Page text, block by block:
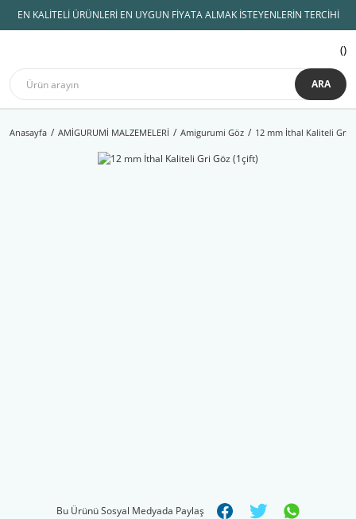
EN KALİTELİ ÜRÜNLERİ EN UYGUN FİYATA ALMAK İSTEYENLERİN TERCİHİ
ARA
Anasayfa AMİGURUMİ MALZEMELERİ Amigurumi Göz 12 mm İthal Kaliteli Gri
Bu Ürünü Sosyal Medyada Paylaş